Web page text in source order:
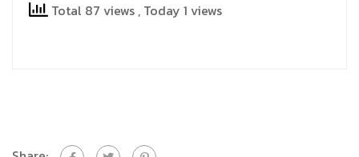
Total 87 views , Today 1 views